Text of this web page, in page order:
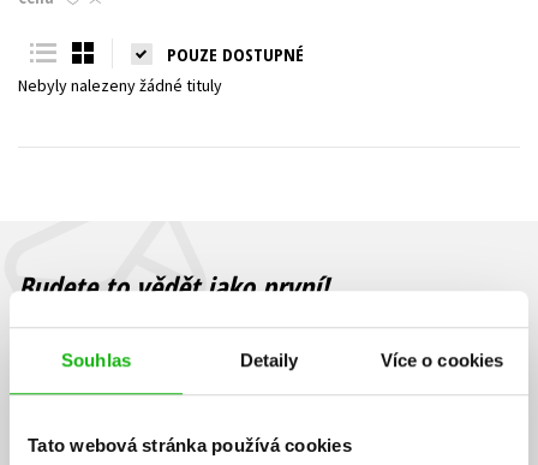
Souhlas Detaily Více o cookies
Tato webová stránka používá cookies
Young adult (SK)
Všechny tituly
POUZE DOSTUPNÉ
Nebyly nalezeny žádné tituly
Budete to vědět jako první!
Zajímá Vás, jaký knižní hit právě vychází, na jaké zboží je výhodná
sleva, jaká běží soutěž o ceny? Přihlášením k odběru našich e-
souhlasíte se zpracováním osobních údajů
mailová
adresa
mailová
adresa
Vaše e-mailová adresa Přihlásit se